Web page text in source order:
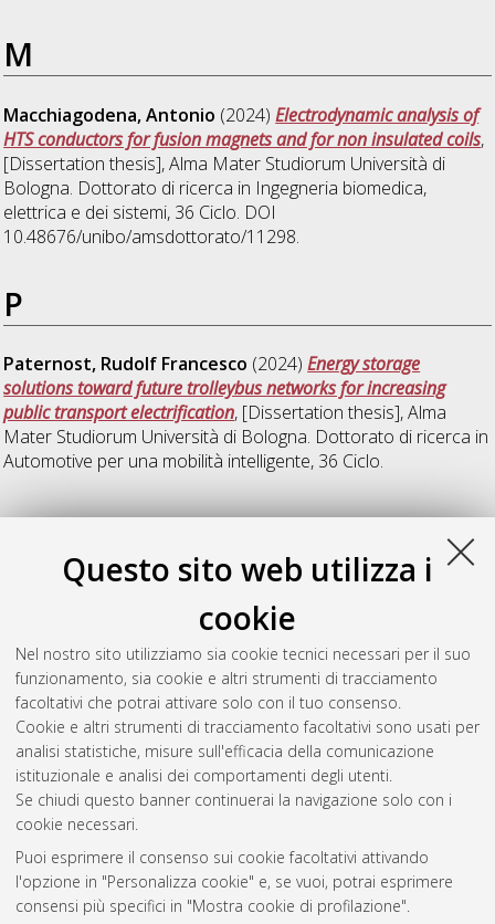
Questo sito web utilizza i
cookie
Nel nostro sito utilizziamo sia cookie tecnici necessari per il suo
funzionamento, sia cookie e altri strumenti di tracciamento
facoltativi che potrai attivare solo con il tuo consenso.
Cookie e altri strumenti di tracciamento facoltativi sono usati per
analisi statistiche, misure sull'efficacia della comunicazione
istituzionale e analisi dei comportamenti degli utenti.
Se chiudi questo banner continuerai la navigazione solo con i
cookie necessari.
Puoi esprimere il consenso sui cookie facoltativi attivando
l'opzione in "Personalizza cookie" e, se vuoi, potrai esprimere
consensi più specifici in "Mostra cookie di profilazione".
M
Macchiagodena, Antonio (2024)Electrodynamic analysis of
HTS conductors for fusion magnets and for non insulated coils,
[Dissertation thesis], Alma Mater Studiorum Università di
Bologna. Dottorato di ricerca in Ingegneria biomedica,
elettrica e dei sistemi, 36 Ciclo. DOI
10.48676/unibo/amsdottorato/11298.
P
Paternost, Rudolf Francesco (2024)Energy storage
solutions toward future trolleybus networks for increasing
public transport electrification, [Dissertation thesis], Alma
Mater Studiorum Università di Bologna. Dottorato di ricerca in
Automotive per una mobilità intelligente, 36 Ciclo.
R
Russo, Giacomo (2024)Development of flux pump-based
supply systems for superconducting coils
Alma Mater Studiorum Università di Bologna. Dottorato di
ricerca inIngegneria biomedica, elettrica e dei sistemi, 36
Ciclo. DOI 10.48676/unibo/amsdottorato/11605.
Questa lista e' stata generata ilSat Aug 8 20:37:47 2026
Atom
Rss 1.0
Rss 2.0